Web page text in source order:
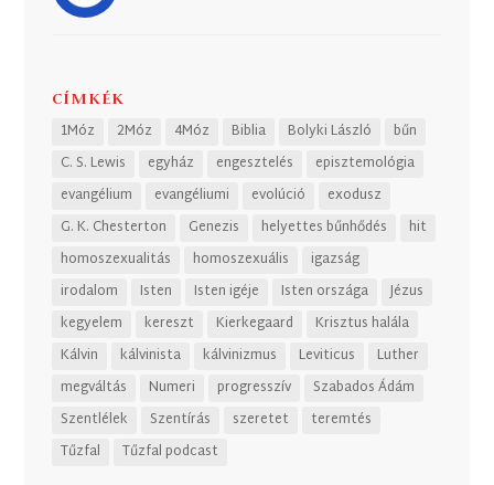
CÍMKÉK
1Móz 2Móz 4Móz Biblia Bolyki László
bűn
C. S. Lewis
egyház engesztelés
episztemológia
evangélium
evangéliumi evolúció
exodusz
G. K. Chesterton
Genezis helyettes bűnhődés
hit
homoszexualitás
homoszexuális
igazság
irodalom
Isten Isten igéje Isten országa
Jézus
kegyelem
kereszt Kierkegaard
Krisztus halála
Kálvin
kálvinista kálvinizmus Leviticus
Luther
megváltás
Numeri progresszív
Szabados Ádám
Szentlélek
Szentírás szeretet
teremtés
Tűzfal
Tűzfal podcast